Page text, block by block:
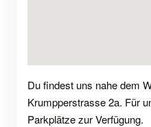
Du findest uns nahe dem
Krumpperstrasse 2a. Für
Parkplätze zur Verfügung.